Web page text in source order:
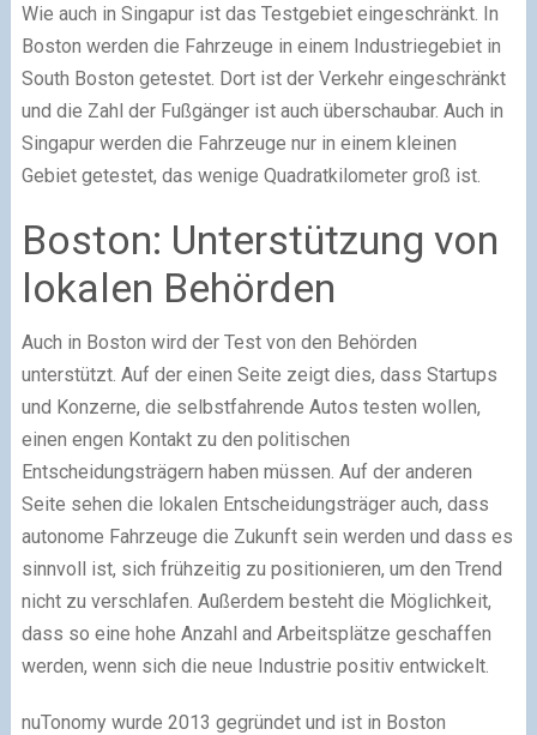
Wie auch in Singapur ist das Testgebiet eingeschränkt. In
Boston werden die Fahrzeuge in einem Industriegebiet in
South Boston getestet. Dort ist der Verkehr eingeschränkt
und die Zahl der Fußgänger ist auch überschaubar. Auch in
Singapur werden die Fahrzeuge nur in einem kleinen
Gebiet getestet, das wenige Quadratkilometer groß ist.
Boston: Unterstützung von
lokalen Behörden
Auch in Boston wird der Test von den Behörden
unterstützt. Auf der einen Seite zeigt dies, dass Startups
und Konzerne, die selbstfahrende Autos testen wollen,
einen engen Kontakt zu den politischen
Entscheidungsträgern haben müssen. Auf der anderen
Seite sehen die lokalen Entscheidungsträger auch, dass
autonome Fahrzeuge die Zukunft sein werden und dass es
sinnvoll ist, sich frühzeitig zu positionieren, um den Trend
nicht zu verschlafen. Außerdem besteht die Möglichkeit,
dass so eine hohe Anzahl and Arbeitsplätze geschaffen
werden, wenn sich die neue Industrie positiv entwickelt.
nuTonomy wurde 2013 gegründet und ist in Boston